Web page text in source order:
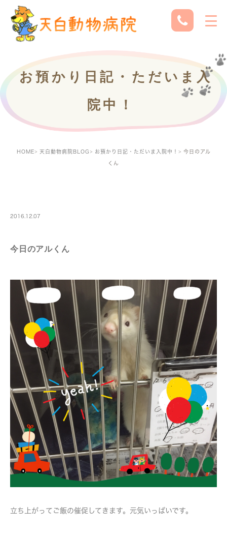
お預かり日記・ただいま入
院中！
HOME 天白動物病院BLOG お預かり日記・ただいま入院中！ 今日のアル
くん
2016.12.07
今日のアルくん
立ち上がってご飯の催促してきます。元気いっぱいです。